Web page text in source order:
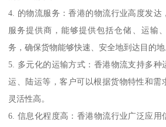
4. 的物流服务：香港的物流行业高度发达
服务提供商，能够提供包括仓储、运输
务，确保货物能够快速、安全地到达目的地
5. 多元化的运输方式：香港物流支持多种
运、陆运等，客户可以根据货物特性和需
灵活性高。
6. 信息化程度高：香港物流行业广泛应用